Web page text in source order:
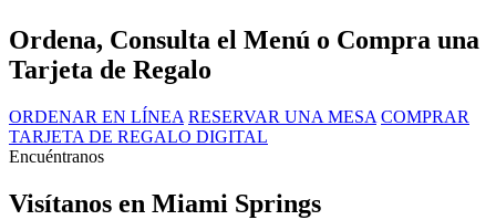
Ordena, Consulta el Menú o Compra una
Tarjeta de Regalo
ORDENAR EN LÍNEA RESERVAR UNA MESA COMPRAR
TARJETA DE REGALO DIGITAL
Encuéntranos
Visítanos en Miami Springs